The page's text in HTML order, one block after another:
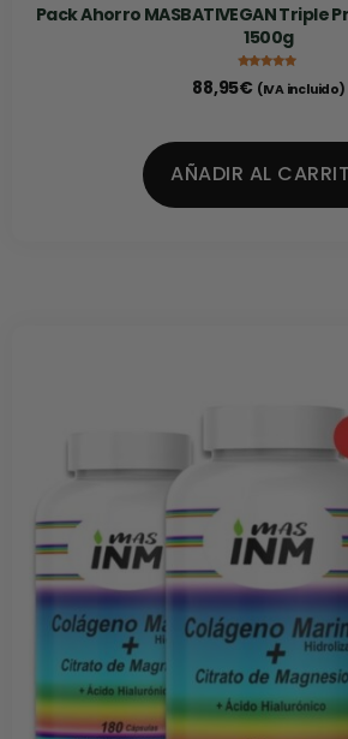
Pack Ahorro MASBATIVEGAN Triple
1500g
5.00de 5
88,95€ (IVA incluido)
AÑADIR AL